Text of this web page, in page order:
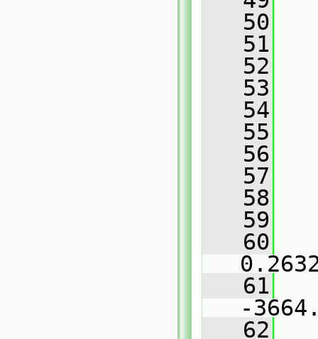
   50
   51
   52
   53
   54
   55
   56
   57
   58
   59
   60
   61
-
   62